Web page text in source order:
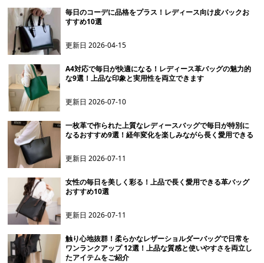
毎日のコーデに品格をプラス！レディース向け皮バックお
すすめ10選
更新日2026-04-15
A4対応で毎日が快適になる！レディース革バッグの魅力的
な9選！上品な印象と実用性を両立できます
更新日2026-07-10
一枚革で作られた上質なレディースバッグで毎日が特別に
なるおすすめ9選！経年変化を楽しみながら長く愛用できる
更新日2026-07-11
女性の毎日を美しく彩る！上品で長く愛用できる革バッグ
おすすめ10選
更新日2026-07-11
触り心地抜群！柔らかなレザーショルダーバッグで日常を
ワンランクアップ 12選！上品な質感と使いやすさを両立し
たアイテムをご紹介